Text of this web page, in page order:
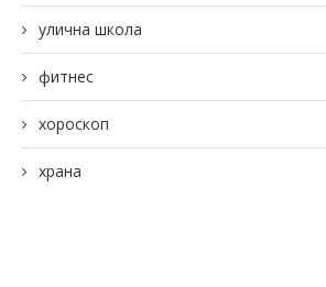
улична школа
фитнес
хороскоп
храна